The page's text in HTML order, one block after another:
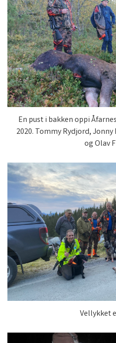
En pust i bakken oppi
2020. Tommy Rydjord,
og Olav
Vellykket